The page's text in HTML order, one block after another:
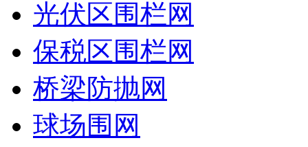
光伏区围栏网
保税区围栏网
桥梁防抛网
球场围网